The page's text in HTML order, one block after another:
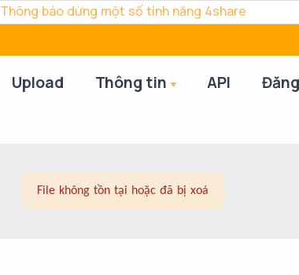
Thông báo dừng một số tính năng 4share
Upload Thông tin API
File không tồn tại hoặc đã bị xoá